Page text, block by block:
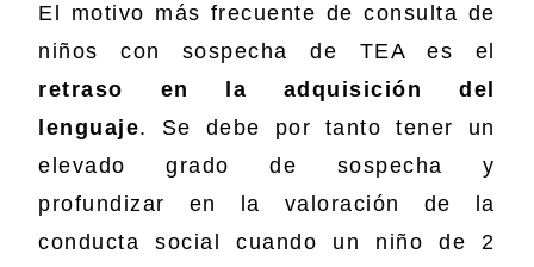
El motivo más frecuente de consulta de
niños con sospecha de TEA es el
retraso en la adquisición del
lenguaje. Se debe por tanto tener un
elevado grado de sospecha y
profundizar en la valoración de la
conducta social cuando un niño de 2